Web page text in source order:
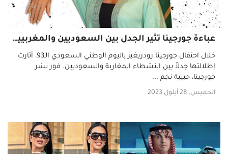
عباءة جورجينا تثير الجدل بين السعوديين والمغربيين والمصممة توضّح!
خلال احتفال جورجينا رودريغيز باليوم الوطني السعودي الـ93، أثارت
إطلالتها جدلاً بين النشطاء المغاربة والسعوديين. فور نشر
جورجينا، حبيبة نجم ...
الخميس, 28 أيلول 2023